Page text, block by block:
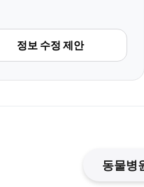
정보 수정 제안
동물병